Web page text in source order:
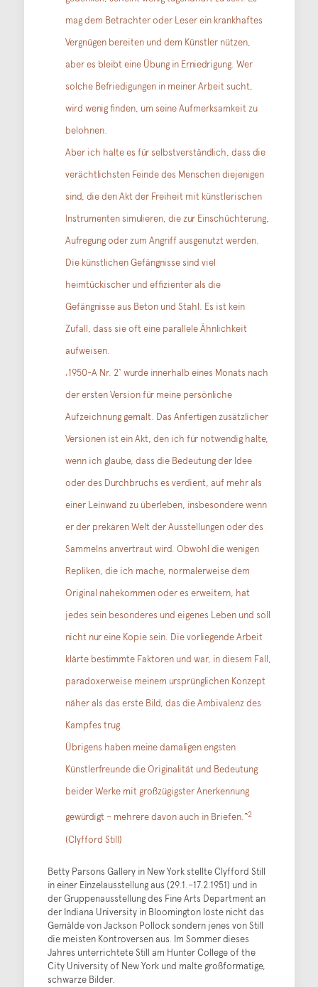
mag dem Betrachter oder Leser ein krankhaftes
Vergnügen bereiten und dem Künstler nützen,
aber es bleibt eine Übung in Erniedrigung. Wer
solche Befriedigungen in meiner Arbeit sucht,
wird wenig finden, um seine Aufmerksamkeit zu
belohnen.
Aber ich halte es für selbstverständlich, dass die
verächtlichsten Feinde des Menschen diejenigen
sind, die den Akt der Freiheit mit künstlerischen
Instrumenten simulieren, die zur Einschüchterung,
Aufregung oder zum Angriff ausgenutzt werden.
Die künstlichen Gefängnisse sind viel
heimtückischer und effizienter als die
Gefängnisse aus Beton und Stahl. Es ist kein
Zufall, dass sie oft eine parallele Ähnlichkeit
aufweisen.
‚1950-A Nr. 2‘ wurde innerhalb eines Monats nach
der ersten Version für meine persönliche
Aufzeichnung gemalt. Das Anfertigen zusätzlicher
Versionen ist ein Akt, den ich für notwendig halte,
wenn ich glaube, dass die Bedeutung der Idee
oder des Durchbruchs es verdient, auf mehr als
einer Leinwand zu überleben, insbesondere wenn
er der prekären Welt der Ausstellungen oder des
Sammelns anvertraut wird. Obwohl die wenigen
Repliken, die ich mache, normalerweise dem
Original nahekommen oder es erweitern, hat
jedes sein besonderes und eigenes Leben und soll
nicht nur eine Kopie sein. Die vorliegende Arbeit
klärte bestimmte Faktoren und war, in diesem Fall,
paradoxerweise meinem ursprünglichen Konzept
näher als das erste Bild, das die Ambivalenz des
Kampfes trug.
Übrigens haben meine damaligen engsten
Künstlerfreunde die Originalität und Bedeutung
beider Werke mit großzügigster Anerkennung
gewürdigt – mehrere davon auch in Briefen.“2
(Clyfford Still)
Betty Parsons Gallery in New York stellte Clyfford Still
in einer Einzelausstellung aus (29.1.–17.2.1951) und in
der Gruppenausstellung des Fine Arts Department an
der Indiana University in Bloomington löste nicht das
Gemälde von Jackson Pollock sondern jenes von Still
die meisten Kontroversen aus. Im Sommer dieses
Jahres unterrichtete Still am Hunter College of the
City University of New York und malte großformatige,
schwarze Bilder.